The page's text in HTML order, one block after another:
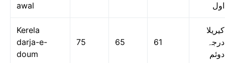
awal
اول
Kerela
darja-e-
doum
75 65 61
کیریلا
درجہ
دوئم